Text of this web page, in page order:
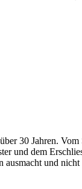
30 Jahren.
und dem
und nicht